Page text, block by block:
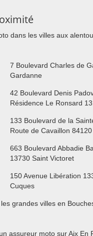
dans les villes aux
7 Boulevard Charles de
Gardanne
42 Boulevard Denis
Résidence Le Ronsard
133 Boulevard de la
Route de Cavaillon
663 Boulevard Abbadie
13730 Saint Victoret
150 Avenue Libération
Cuques
grandes villes en
assureur moto sur Aix En